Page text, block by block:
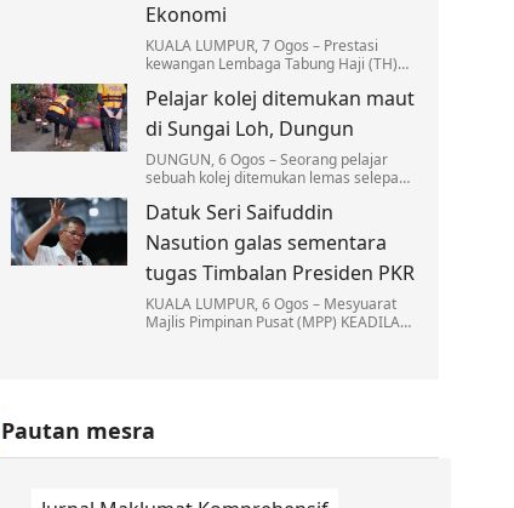
Ekonomi
KUALA LUMPUR, 7 Ogos – Prestasi
kewangan Lembaga Tabung Haji (TH)
daripada reformasi institusi berkenaan
yang telah…
Pelajar kolej ditemukan maut
di Sungai Loh, Dungun
DUNGUN, 6 Ogos – Seorang pelajar
sebuah kolej ditemukan lemas selepas
di Sungai Loh, Kampung Jongok Batu,
Hulu Dungun…
Datuk Seri Saifuddin
Nasution galas sementara
tugas Timbalan Presiden PKR
KUALA LUMPUR, 6 Ogos – Mesyuarat
Majlis Pimpinan Pusat (MPP) KEADILAN
Pautan mesra